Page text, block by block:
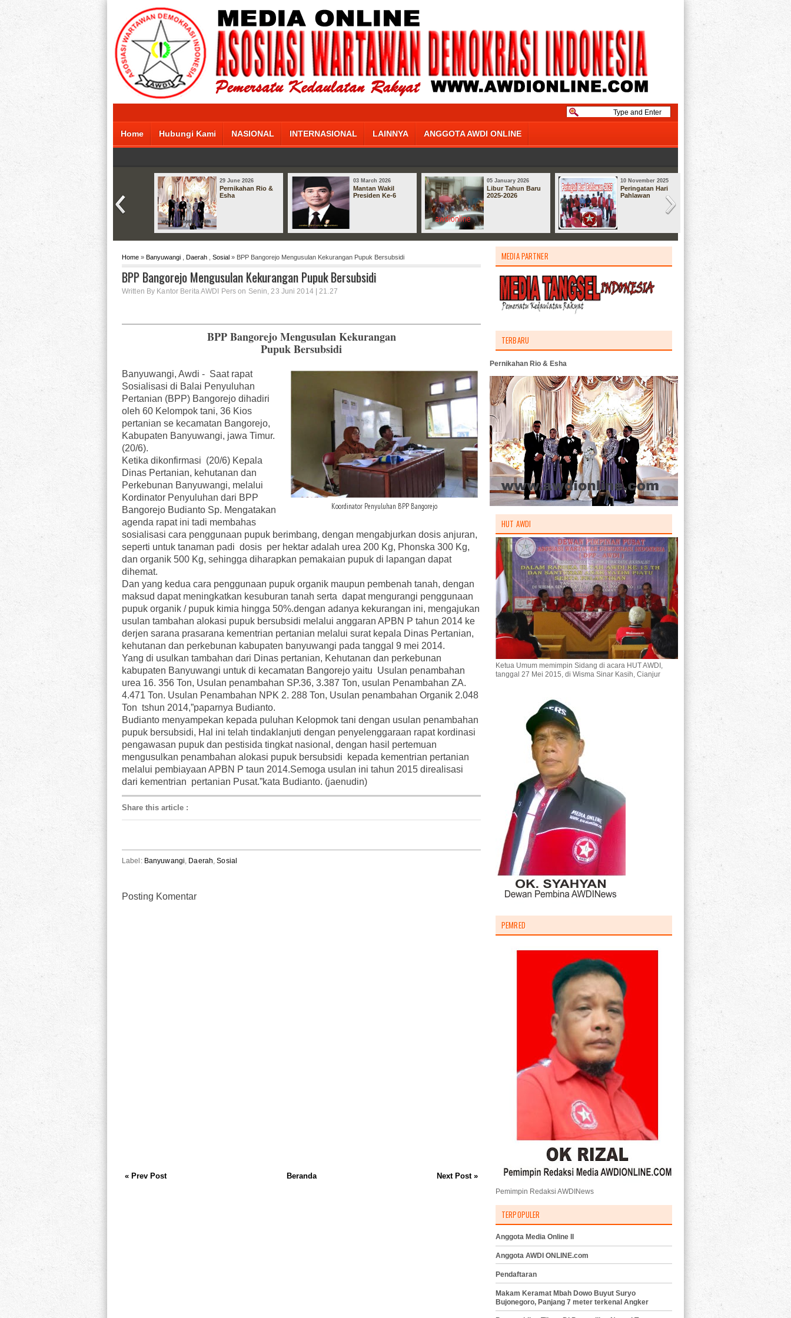
Home Hubungi Kami NASIONAL INTERNASIONAL LAINNYA ANGGOTA AWDI ONLINE
29 June 2026
Pernikahan Rio &
Esha
03 March 2026
Mantan Wakil
Presiden Ke-6
05 January 2026
Libur Tahun Baru
2025-2026
10 November 2025
Peringatan Hari
Pahlawan
Home » Banyuwangi Daerah Sosial » BPP Bangorejo Mengusulan Kekurangan Pupuk Bersubsidi
BPP Bangorejo Mengusulan Kekurangan Pupuk Bersubsidi
Written By Kantor Berita AWDI Pers on Senin, 23 Juni 2014 | 21.27
BPP Bangorejo Mengusulan Kekurangan
Pupuk Bersubsidi
Koordinator Penyuluhan BPP Bangorejo
Banyuwangi, Awdi - Saat rapat
Sosialisasi di Balai Penyuluhan
Pertanian (BPP) Bangorejo dihadiri
oleh 60 Kelompok tani, 36 Kios
pertanian se kecamatan Bangorejo,
Kabupaten Banyuwangi, jawa Timur.
(20/6).
Ketika dikonfirmasi (20/6) Kepala
Dinas Pertanian, kehutanan dan
Perkebunan Banyuwangi, melalui
Kordinator Penyuluhan dari BPP
Bangorejo Budianto Sp. Mengatakan
agenda rapat ini tadi membahas
sosialisasi cara penggunaan pupuk berimbang, dengan mengabjurkan dosis anjuran,
seperti untuk tanaman padi dosis per hektar adalah urea 200 Kg, Phonska 300 Kg,
dan organik 500 Kg, sehingga diharapkan pemakaian pupuk di lapangan dapat
dihemat.
Dan yang kedua cara penggunaan pupuk organik maupun pembenah tanah, dengan
maksud dapat meningkatkan kesuburan tanah serta dapat mengurangi penggunaan
pupuk organik / pupuk kimia hingga 50%.dengan adanya kekurangan ini, mengajukan
usulan tambahan alokasi pupuk bersubsidi melalui anggaran APBN P tahun 2014 ke
derjen sarana prasarana kementrian pertanian melalui surat kepala Dinas Pertanian,
kehutanan dan perkebunan kabupaten banyuwangi pada tanggal 9 mei 2014.
Yang di usulkan tambahan dari Dinas pertanian, Kehutanan dan perkebunan
kabupaten Banyuwangi untuk di kecamatan Bangorejo yaitu Usulan penambahan
urea 16. 356 Ton, Usulan penambahan SP.36, 3.387 Ton, usulan Penambahan ZA.
4.471 Ton. Usulan Penambahan NPK 2. 288 Ton, Usulan penambahan Organik 2.048
Ton tshun 2014,”paparnya Budianto.
Budianto menyampekan kepada puluhan Kelopmok tani dengan usulan penambahan
pupuk bersubsidi, Hal ini telah tindaklanjuti dengan penyelenggaraan rapat kordinasi
pengawasan pupuk dan pestisida tingkat nasional, dengan hasil pertemuan
mengusulkan penambahan alokasi pupuk bersubsidi kepada kementrian pertanian
melalui pembiayaan APBN P taun 2014.Semoga usulan ini tahun 2015 direalisasi
dari kementrian pertanian Pusat.”kata Budianto. (jaenudin)
Share this article :
Label: Banyuwangi, Daerah,Sosial
Posting Komentar
« Prev Post Next Post »
Beranda
MEDIA PARTNER
TERBARU
Pernikahan Rio & Esha
HUT AWDI
Ketua Umum memimpin Sidang di acara HUT AWDI,
tanggal 27 Mei 2015, di Wisma Sinar Kasih, Cianjur
PEMRED
Pemimpin Redaksi AWDINews
TERPOPULER
Anggota Media Online II
Anggota AWDI ONLINE.com
Pendaftaran
Makam Keramat Mbah Dowo Buyut Suryo
Bujonegoro, Panjang 7 meter terkenal Angker